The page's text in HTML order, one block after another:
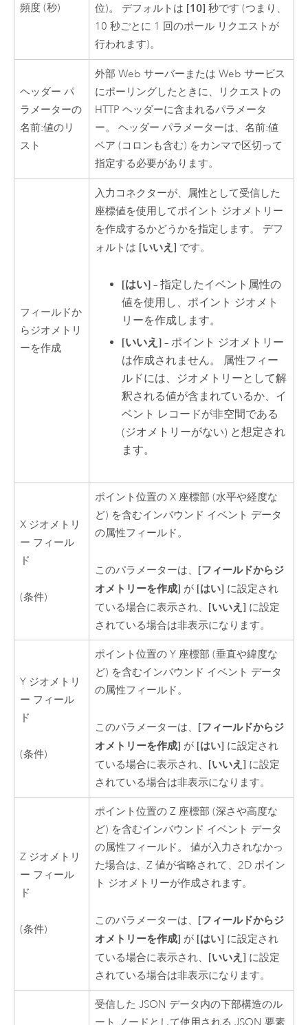
頻度 (秒)
位)。 デフォルトは [10] 秒です (つまり、
10 秒ごとに 1 回のポール リクエストが
行われます)。
ヘッダー パ
ラメーターの
名前:値のリ
スト
外部 Web サーバーまたは Web サービス
にポーリングしたときに、リクエストの
HTTP ヘッダーに含まれるパラメータ
ー。 ヘッダー パラメーターは、名前:値
ペア (コロンも含む) をカンマで区切って
指定する必要があります。
フィールドか
らジオメトリ
ーを作成
入力コネクターが、属性として受信した
座標値を使用してポイント ジオメトリー
を作成するかどうかを指定します。 デフ
ォルトは [いいえ] です。
[はい] – 指定したイベント属性の
値を使用し、ポイント ジオメト
リーを作成します。
[いいえ] – ポイント ジオメトリー
は作成されません。 属性フィー
ルドには、ジオメトリーとして解
釈される値が含まれているか、イ
ベント レコードが非空間である
(ジオメトリーがない) と想定され
ます。
X ジオメトリ
ー フィール
ド
(条件)
ポイント位置の X 座標部 (水平や経度な
ど) を含むインバウンド イベント データ
の属性フィールド。
このパラメーターは、 [フィールドからジ
オメトリーを作成] が [はい] に設定され
ている場合に表示され、 [いいえ] に設定
されている場合は非表示になります。
Y ジオメトリ
ー フィール
ド
(条件)
ポイント位置の Y 座標部 (垂直や緯度な
ど) を含むインバウンド イベント データ
の属性フィールド。
このパラメーターは、 [フィールドからジ
オメトリーを作成] が [はい] に設定され
ている場合に表示され、 [いいえ] に設定
されている場合は非表示になります。
Z ジオメトリ
ー フィール
ド
(条件)
ポイント位置の Z 座標部 (深さや高度な
ど) を含むインバウンド イベント データ
の属性フィールド。 値が入力されなかっ
た場合は、Z 値が省略されて、2D ポイン
ト ジオメトリーが作成されます。
このパラメーターは、 [フィールドからジ
オメトリーを作成] が [はい] に設定され
ている場合に表示され、 [いいえ] に設定
されている場合は非表示になります。
受信した JSON データ内の下部構造のル